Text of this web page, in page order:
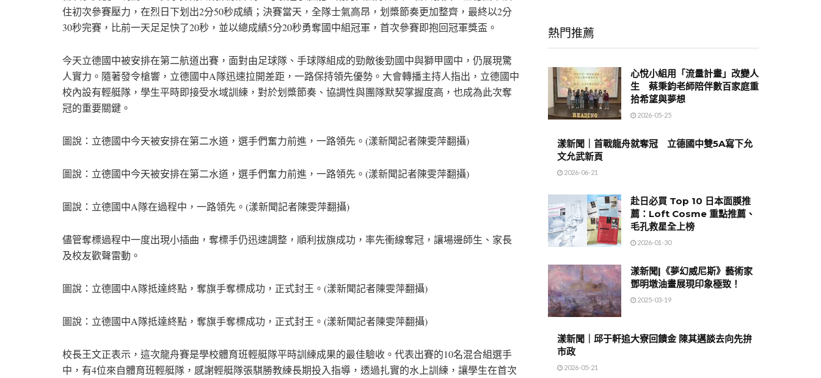
住初次參賽壓力，在烈日下划出2分50秒成績；決賽當天，全隊士氣高昂，划槳節奏更加整齊，最終以2分
30秒完賽，比前一天足足快了20秒，並以總成績5分20秒勇奪國中組冠軍，首次參賽即抱回冠軍獎盃。
今天立德國中被安排在第二航道出賽，面對由足球隊、手球隊組成的勁敵後勁國中與獅甲國中，仍展現驚
人實力。隨著發令槍響，立德國中A隊迅速拉開差距，一路保持領先優勢。大會轉播主持人指出，立德國中
校內設有輕艇隊，學生平時即接受水域訓練，對於划槳節奏、協調性與團隊默契掌握度高，也成為此次奪
冠的重要關鍵。
圖說：立德國中今天被安排在第二水道，選手們奮力前進，一路領先。(漾新聞記者陳雯萍翻攝)
圖說：立德國中今天被安排在第二水道，選手們奮力前進，一路領先。(漾新聞記者陳雯萍翻攝)
圖說：立德國中A隊在過程中，一路領先。(漾新聞記者陳雯萍翻攝)
儘管奪標過程中一度出現小插曲，奪標手仍迅速調整，順利拔旗成功，率先衝線奪冠，讓場邊師生、家長
及校友歡聲雷動。
圖說：立德國中A隊抵達終點，奪旗手奪標成功，正式封王。(漾新聞記者陳雯萍翻攝)
圖說：立德國中A隊抵達終點，奪旗手奪標成功，正式封王。(漾新聞記者陳雯萍翻攝)
校長王文正表示，這次龍舟賽是學校體育班輕艇隊平時訓練成果的最佳驗收。代表出賽的10名混合組選手
中，有4位來自體育班輕艇隊，感謝輕艇隊張騏勝教練長期投入指導，透過扎實的水上訓練，讓學生在首次
熱門推薦
心悅小組用「流量計畫」改變人
生 蔡秉鈞老師陪伴數百家庭重
拾希望與夢想
2026-05-25
漾新聞｜首戰龍舟就奪冠 立德國中雙5A寫下允
文允武新頁
2026-06-21
赴日必買 Top 10 日本面膜推
薦：Loft Cosme 重點推薦、
毛孔救星全上榜
2026-01-30
漾新聞|《夢幻威尼斯》藝術家
鄧明墩油畫展現印象極致！
2025-03-19
漾新聞｜邱于軒追大寮回饋金 陳其邁談去向先拚
市政
2026-05-21